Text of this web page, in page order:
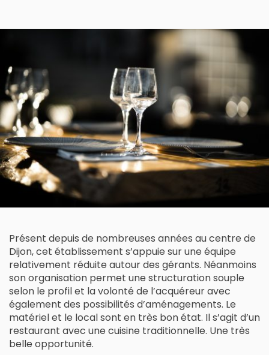
Présent depuis de nombreuses années au centre de
Dijon, cet établissement s’appuie sur une équipe
relativement réduite autour des gérants. Néanmoins
son organisation permet une structuration souple
selon le profil et la volonté de l’acquéreur avec
également des possibilités d’aménagements. Le
matériel et le local sont en très bon état. Il s’agit d’un
restaurant avec une cuisine traditionnelle. Une très
belle opportunité.